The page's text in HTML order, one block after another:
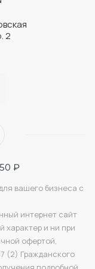
время и
услуг под ключ,
наших
2
₽
вашего бизнеса с
интернет сайт
и ни при
офертой,
(2) Гражданского